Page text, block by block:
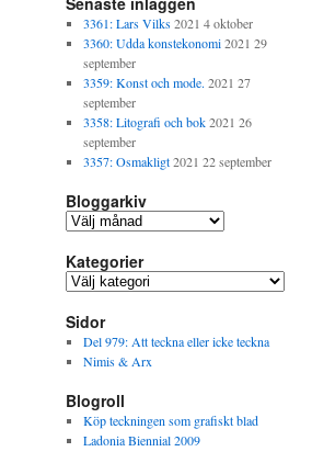
3361: Lars Vilks 2021 4 oktober
3360: Udda konstekonomi 2021 29
september
3359: Konst och mode. 2021 27
september
3358: Litografi och bok 2021 26
september
3357: Osmakligt 2021 22 september
Bloggarkiv
B
o
g
a
r
k
v
Kategorier
K
t
e
g
r
i
e
Sidor
Del 979: Att teckna eller icke teckna
Nimis & Arx
Blogroll
Köp teckningen som grafiskt blad
Ladonia Biennial 2009